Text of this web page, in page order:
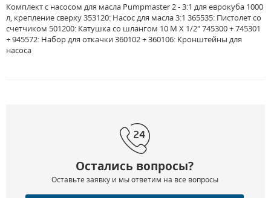
Комплект с насосом для масла Pumpmaster 2 - 3:1 для еврокуба 1000
л, крепление сверху 353120: Насос для масла 3:1 365535: Пистолет со
счетчиком 501200: Катушка со шлангом 10 М X 1/2" 745300 + 745301
+ 945572: Набор для откачки 360102 + 360106: Кронштейны для
насоса
Остались вопросы?
Оставьте заявку и мы ответим на все вопросы